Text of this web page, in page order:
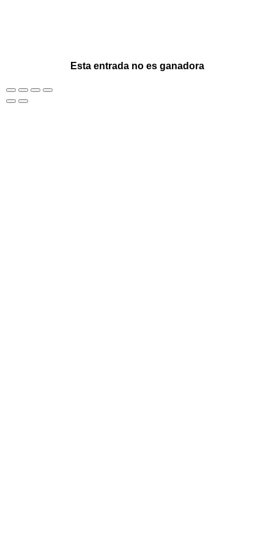
Esta entrada no es ganadora